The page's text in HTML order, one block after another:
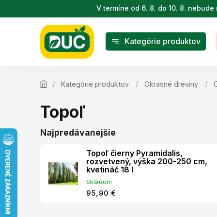
na
V termíne od 6. 8. do 10. 8.
Kategórie produktov
Kategórie produktov Okrasné dreviny
Topoľ
Najpredávanejšie
Topoľ čierny Pyramidalis,
rozvetvený, výška 200-250 cm,
kvetináč 18 l
Skladom
95,90 €